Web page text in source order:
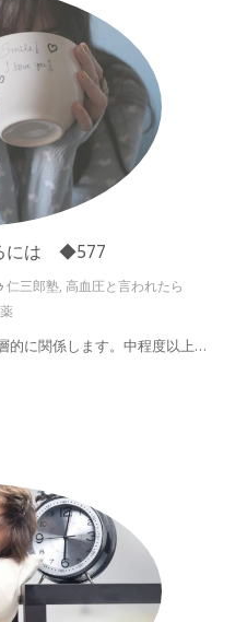
には ◆577
仁三郎塾, 高血圧と言われたら
的に関係します。中程度以上…